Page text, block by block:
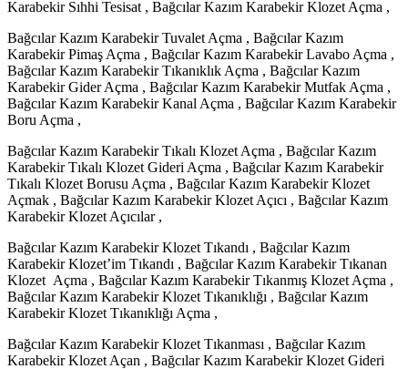
Karabekir Sıhhi Tesisat , Bağcılar Kazım Karabekir Klozet Açma ,
Bağcılar Kazım Karabekir Tuvalet Açma , Bağcılar Kazım
Karabekir Pimaş Açma , Bağcılar Kazım Karabekir Lavabo Açma ,
Bağcılar Kazım Karabekir Tıkanıklık Açma , Bağcılar Kazım
Karabekir Gider Açma , Bağcılar Kazım Karabekir Mutfak Açma ,
Bağcılar Kazım Karabekir Kanal Açma , Bağcılar Kazım Karabekir
Boru Açma ,
Bağcılar Kazım Karabekir Tıkalı Klozet Açma , Bağcılar Kazım
Karabekir Tıkalı Klozet Gideri Açma , Bağcılar Kazım Karabekir
Tıkalı Klozet Borusu Açma , Bağcılar Kazım Karabekir Klozet
Açmak , Bağcılar Kazım Karabekir Klozet Açıcı , Bağcılar Kazım
Karabekir Klozet Açıcılar ,
Bağcılar Kazım Karabekir Klozet Tıkandı , Bağcılar Kazım
Karabekir Klozet’im Tıkandı , Bağcılar Kazım Karabekir Tıkanan
Klozet Açma , Bağcılar Kazım Karabekir Tıkanmış Klozet Açma ,
Bağcılar Kazım Karabekir Klozet Tıkanıklığı , Bağcılar Kazım
Karabekir Klozet Tıkanıklığı Açma ,
Bağcılar Kazım Karabekir Klozet Tıkanması , Bağcılar Kazım
Karabekir Klozet Açan , Bağcılar Kazım Karabekir Klozet Gideri